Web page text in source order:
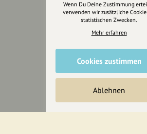
Jetzt unterstützen
Wir können leider keine
Wenn Du Deine Zustimmung
verwenden wir zusätzliche
statistischen Zwecken.
Mehr erfahren
Cookies zustimmen
Ablehnen